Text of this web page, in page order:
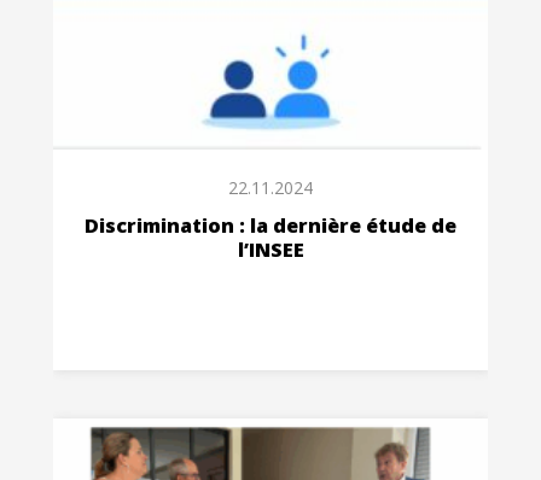
22.11.2024
Discrimination : la dernière étude de
l’INSEE